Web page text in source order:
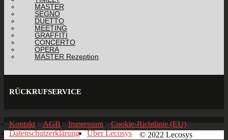
MASTER
SEGNO
DUETTO
MEETING
GRAFFITI
CONCERTO
OPERA
MASTER Rezeption
RÜCKRUFSERVICE
Kontakt AGB Impressum
Cookie-Richtlinie (EU)
Datenschutzerklärung
Über Lecosys © 2022 Lecosys